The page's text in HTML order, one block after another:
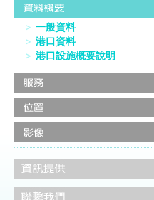
一般資料
港口資料
港口設施概要說明